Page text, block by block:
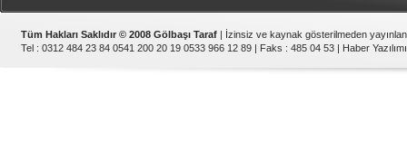
Tüm Hakları Saklıdır © 2008 Gölbaşı Taraf | İzinsiz ve kaynak gösterilmeden
Tel : 0312 484 23 84 0541 200 20 19 0533 966 12 89 | Faks : 485 04 53 | Haber Yazılımı